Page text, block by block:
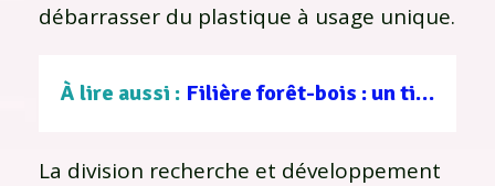
débarrasser du plastique à usage unique.
À lire aussi : Filière forêt-bois : un tissu d’entreprises au service d’une gestion durable
La division recherche et développement